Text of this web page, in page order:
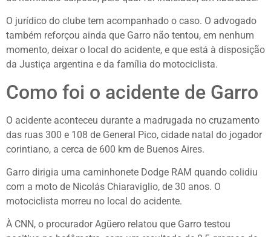
O jurídico do clube tem acompanhado o caso. O advogado
também reforçou ainda que Garro não tentou, em nenhum
momento, deixar o local do acidente, e que está à disposição
da Justiça argentina e da família do motociclista.
Como foi o acidente de Garro
O acidente aconteceu durante a madrugada no cruzamento
das ruas 300 e 108 de General Pico, cidade natal do jogador
corintiano, a cerca de 600 km de Buenos Aires.
Garro dirigia uma caminhonete Dodge RAM quando colidiu
com a moto de Nicolás Chiaraviglio, de 30 anos. O
motociclista morreu no local do acidente.
À CNN, o procurador Agüero relatou que Garro testou